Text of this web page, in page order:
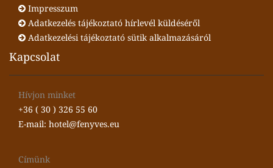
Impresszum
Adatkezelés tájékoztató hírlevél küldéséről
Adatkezelési tájékoztató sütik alkalmazásáról
Kapcsolat
Hívjon minket
+36 ( 30 ) 326 55 60
E-mail: hotel@fenyves.eu
Címünk